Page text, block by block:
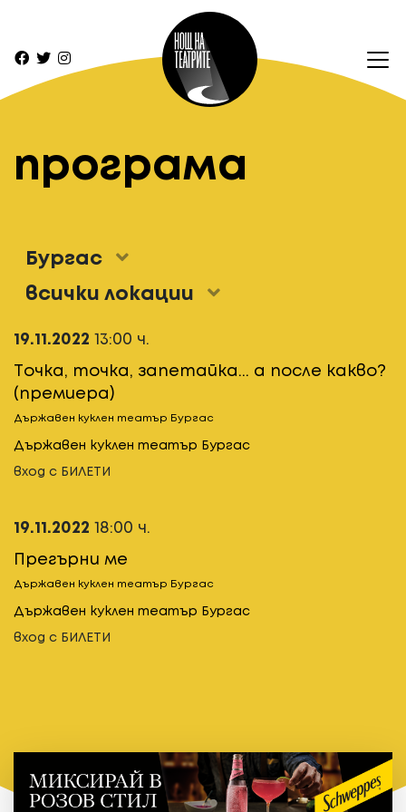
програма
Бургас
всички локации
19.11.2022 13:00 ч.
Точка, точка, запетайка... а после какво?
(премиера)
Държавен куклен театър Бургас
Държавен куклен театър Бургас
вход с БИЛЕТИ
19.11.2022 18:00 ч.
Прегърни ме
Държавен куклен театър Бургас
Държавен куклен театър Бургас
вход с БИЛЕТИ